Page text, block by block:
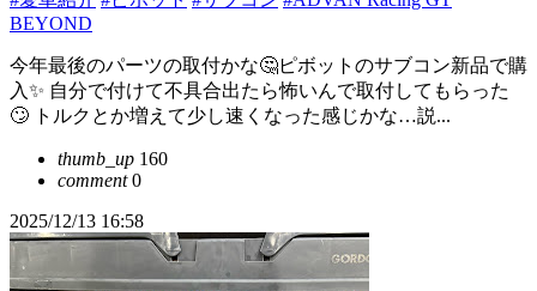
BEYOND
今年最後のパーツの取付かな🤔ピボットのサブコン新品で購
入✨ 自分で付けて不具合出たら怖いんで取付してもらった
🙄 トルクとか増えて少し速くなった感じかな…説...
thumb_up 160
comment0
2025/12/13 16:58